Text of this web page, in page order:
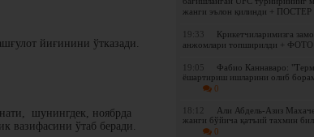
жанги эълон қилинди + ПОСТЕР
19:33
Крикетчиларимизга
анжомлари топширилди + ФОТО
19:05
Фабио Каннаваро:
ёшартириш ишларини олиб
0
18:12
Али Абдель-Азиз
жанги бўйича қатъий тахмин
0
йиғинини ўтказади.
шунингдек, ноябрда
вазифасини ўтаб беради.